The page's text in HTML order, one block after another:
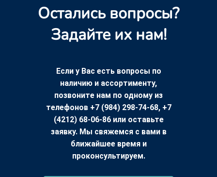
Остались вопросы?
Задайте их нам!
Если у Вас есть вопросы по
наличию и ассортименту,
позвоните нам по одному из
телефонов +7 (984) 298-74-68, +7
(4212) 68-06-86 или оставьте
заявку. Мы свяжемся с вами в
ближайшее время и
проконсультируем.